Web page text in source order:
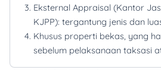
Eksternal Appraisal (Kantor
KJPP): tergantung jenis dan
Khusus properti bekas, yang
sebelum pelaksanaan taksasi